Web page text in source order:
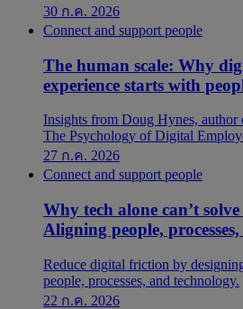
30 ก.ค. 2026
Connect and support people
The human scale: Why
experience starts with
Insights from Doug Hynes, author
The Psychology of Digital
27 ก.ค. 2026
Connect and support people
Why tech alone can’t
Aligning people,
Reduce digital friction by
people, processes, and technology.
22 ก.ค. 2026